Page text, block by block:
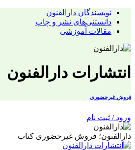
نویسندگان دارالفنون
دانستنی‌های نشر و چاپ
مقالات آموزشی
انتشارات دارالفنون
فروش غیرحضوری
ورود / ثبت نام
دارالفنون؛ فروش غیرحضوری کتاب